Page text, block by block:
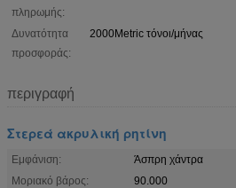
πληρωμής:
Δυνατότητα
προσφοράς:
2000Metric τόνοι/μήνας
περιγραφή
Στερεά ακρυλική ρητίνη
Εμφάνιση:
Άσπρη χάντρα
Μοριακό βάρος:
90.000